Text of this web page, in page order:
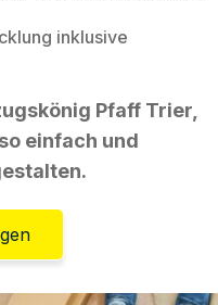
inklusive
Pfaff Trier,
einfach und